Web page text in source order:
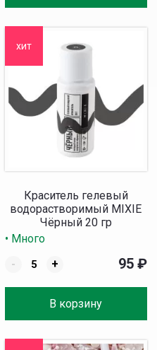
хит
Краситель гелевый
водорастворимый MIXIE
Чёрный 20 гр
• Много
-
+
В корзину
95 ₽